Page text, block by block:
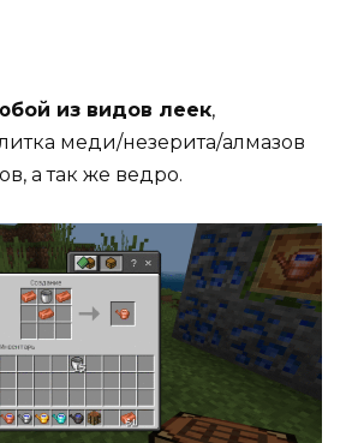
из видов леек,
меди/незерита/алмазов
а так же ведро.